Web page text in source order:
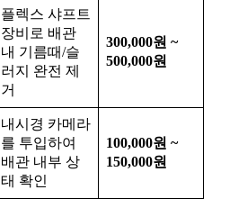
플렉스 샤프트
장비로 배관
내 기름때/슬
러지 완전 제
거
300,000원 ~
500,000원
내시경 카메라
를 투입하여
배관 내부 상
태 확인
100,000원 ~
150,000원